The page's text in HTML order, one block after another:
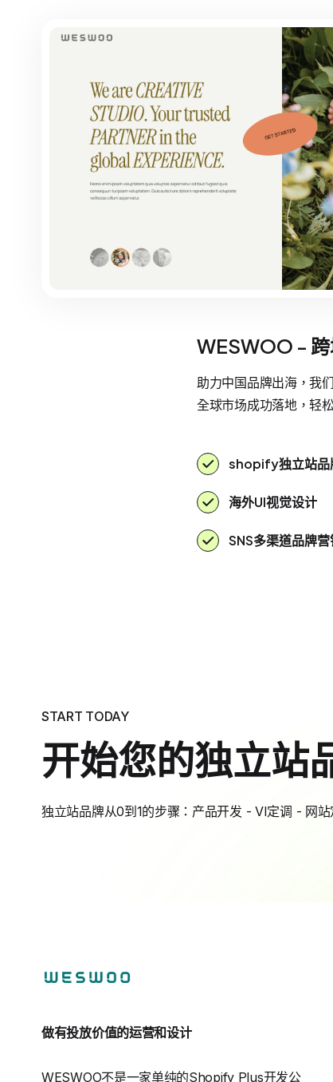
WESWOO -
助力中国品牌出海，我
全球市场成功落地，轻
shopify独立站品
海外UI视觉设计
SNS多渠道品牌营
START TODAY
开始您的独立站
独立站品牌从0到1的步骤：产品开发 - VI定调 - 网
做有投放价值的运营和设计
WESWOO不是一家单纯的Shopify Plus开发公